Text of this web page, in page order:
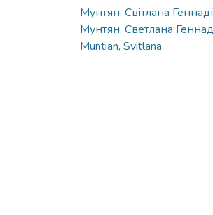
Мунтян, Світлана
Мунтян, Светлана
Muntian, Svitlana